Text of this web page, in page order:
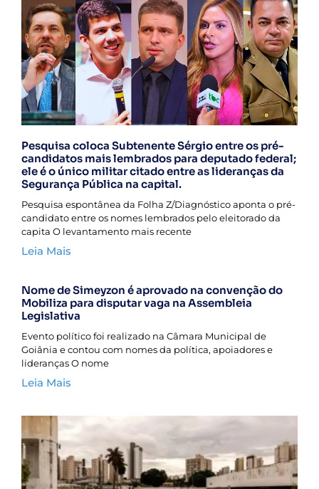
Pesquisa coloca Subtenente Sérgio entre os pré-
candidatos mais lembrados para deputado federal;
ele é o único militar citado entre as lideranças da
Segurança Pública na capital.
Pesquisa espontânea da Folha Z/Diagnóstico aponta o pré-
candidato entre os nomes lembrados pelo eleitorado da
capita O levantamento mais recente
Leia Mais
Nome de Simeyzon é aprovado na convenção do
Mobiliza para disputar vaga na Assembleia
Legislativa
Evento político foi realizado na Câmara Municipal de
Goiânia e contou com nomes da política, apoiadores e
lideranças O nome
Leia Mais